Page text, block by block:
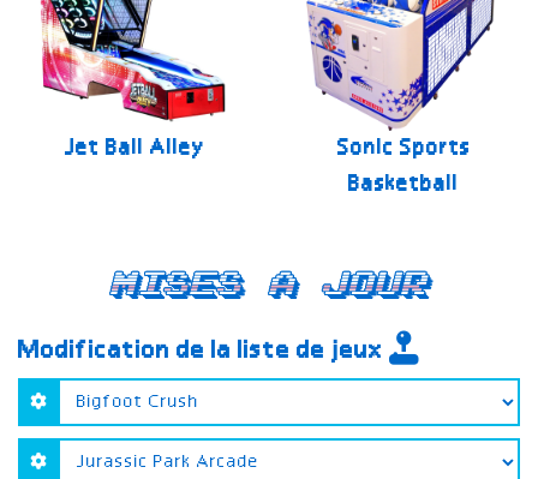
Jet Ball Alley
Sonic Sports
Basketball
Mises a jour
Modification de la liste de jeux